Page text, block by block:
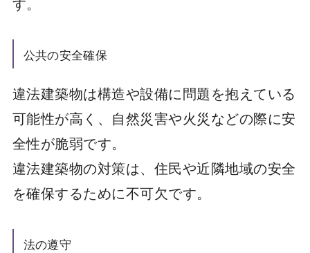
公共の安全確保
違法建築物は構造や設備に問題を抱えている
可能性が高く、自然災害や火災などの際に安
全性が脆弱です。
違法建築物の対策は、住民や近隣地域の安全
を確保するために不可欠です。
法の遵守